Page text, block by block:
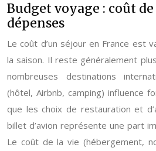
Budget voyage : coût
dépenses
Le coût d’un séjour en France est
la saison. Il reste généralement
nombreuses destinations
(hôtel, Airbnb, camping) influence
que les choix de restauration et
billet d’avion représente une part
Le coût de la vie (hébergement,